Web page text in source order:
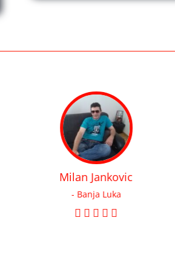
Milan Jankovic
- Banja Luka
што ради, веома професионалан